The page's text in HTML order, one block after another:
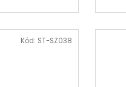
Kód: ST-SZ038